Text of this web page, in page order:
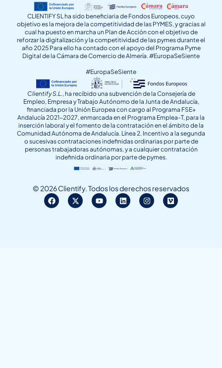
CLIENTIFY SL ha sido beneficiaria de Fondos Europeos, cuyo
objetivo es la mejora de la competitividad de las PYMES, y gracias al
cual ha puesto en marcha un Plan de Acción con el objetivo de
reforzar la digitalización y la competitividad de las pymes durante el
año 2025 Para ello ha contado con el apoyo del Programa Pyme
Digital de la Cámara de Comercio de Almería. #EuropaSeSiente
#EuropaSeSiente
Clientify S.L., ha recibido una subvención de la Consejería de
Empleo, Empresa y Trabajo Autónomo de la Junta de Andalucía,
financiada por la Unión Europea con cargo al Programa FSE+
Andalucía 2021-2027, enmarcada en el Programa Emplea-T, para la
inserción laboral y el fomento de la contratación en el ámbito de la
Comunidad Autónoma de Andalucía. Línea 2. Incentivo a la segunda
o sucesivas contrataciones indefinidas ordinarias por parte de
personas trabajadoras autónomas, y a cualquier contratación
indefinida ordinaria por parte de pymes.
© 2026 Clientify. Todos los derechos reservados